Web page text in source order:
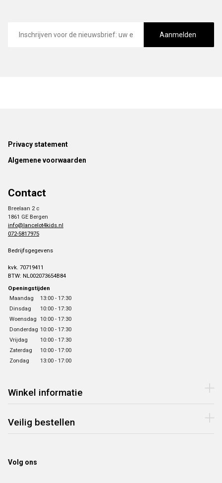
mailadres
Aanmelden
Footer
Privacy statement
Algemene voorwaarden
Contact
Breelaan 2 c
1861 GE Bergen
info@lancelot4kids.nl
072-5817975
Bedrijfsgegevens
kvk. 70719411
BTW: NL002073654B84
Openingstijden
Maandag
13:00 - 17:30
Dinsdag
10:00 - 17:30
Woensdag 10:00 - 17:30
Donderdag 10:00 - 17:30
Vrijdag
10:00 - 17:30
Zaterdag
10:00 - 17:00
Zondag
13:00 - 17:00
Winkel informatie
Veilig bestellen
Volg ons